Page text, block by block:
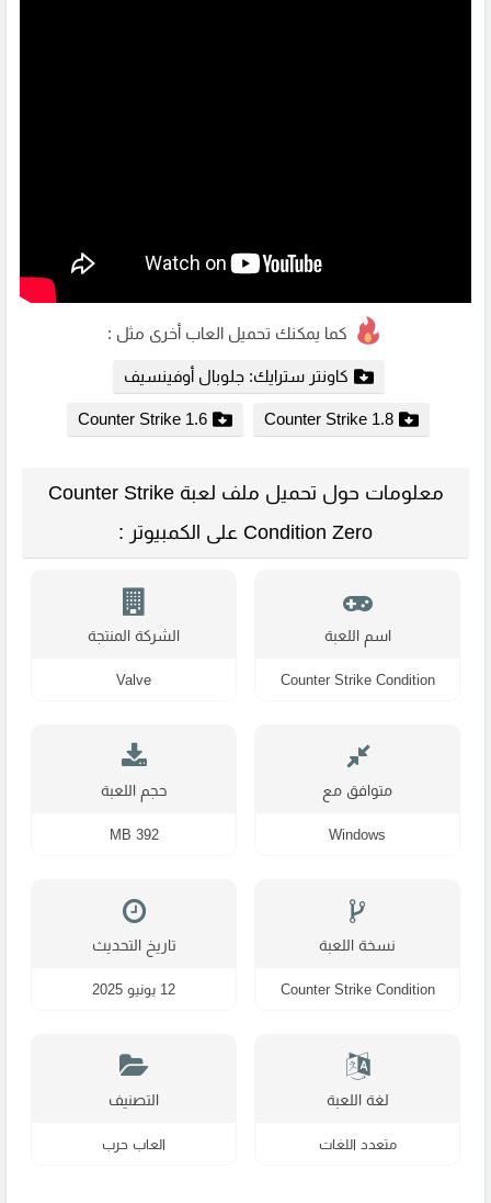
كما يمكنك تحميل العاب أخرى مثل :
كاونتر سترايك: جلوبال أوفينسيف
Counter Strike 1.8
Counter Strike 1.6
معلومات حول تحميل ملف لعبة Counter Strike
Condition Zero على الكمبيوتر :
اسم اللعبة
Counter Strike Condition
الشركة المنتجة
Valve
متوافق مع
Windows
حجم اللعبة
392 MB
نسخة اللعبة
Counter Strike Condition
تاريخ التحديث
12 يونيو 2025
لغة اللعبة
متعدد اللغات
التصنيف
العاب حرب